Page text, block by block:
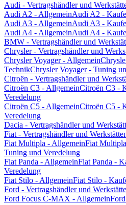
Audi - Vertragshändler und
Audi A2 - AllgemeinAudi A2 -
Audi A3 - AllgemeinAudi A3 -
Audi A4 - AllgemeinAudi A4 -
BMW - Vertragshändler und
Chrysler - Vertragshändler und
Chrysler Voyager - Allgemein
TechnikChrysler Voyager - Tuning
Citroën - Vertragshändler und
Citroën C3 - AllgemeinCitroën C3 -
Veredelung
Citroën C5 - AllgemeinCitroën C5 -
Veredelung
Dacia - Vertragshändler und
Fiat - Vertragshändler und
Fiat Multipla - AllgemeinFiat
Tuning und Veredelung
Fiat Panda - AllgemeinFiat Panda -
Veredelung
Fiat Stilo - AllgemeinFiat Stilo -
Ford - Vertragshändler und
Ford Focus C-MAX - Allgemein